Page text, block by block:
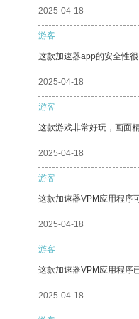
2025-04-18
游客
这款加速器app的安全性
2025-04-18
游客
这款游戏非常好玩，画面
2025-04-18
游客
这款加速器VPM应用程序
2025-04-18
游客
这款加速器VPM应用程序
2025-04-18